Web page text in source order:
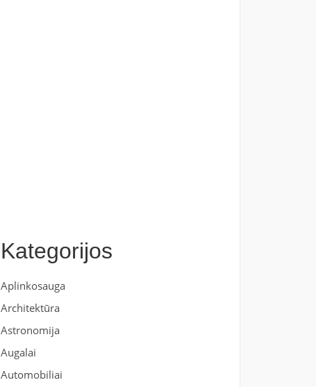
Kategorijos
Aplinkosauga
Architektūra
Astronomija
Augalai
Automobiliai